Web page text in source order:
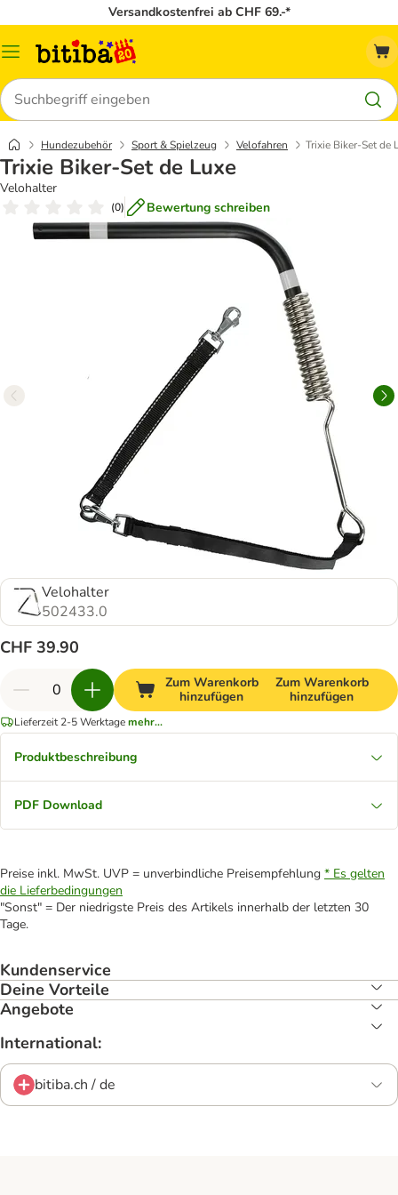
Versandkostenfrei ab CHF 69.-*
Menü
Suchen
Hundezubehör Sport & Spielzeug Velofahren Trixie Biker-Set de
Trixie Biker-Set de Luxe
Velohalter
(0) Bewertung schreiben
Velohalter
502433.0
CHF 39.90
Zum Warenkorb
hinzufügen
Zum Warenkorb
hinzufügen
Lieferzeit 2-5 Werktagemehr...
Produktbeschreibung
PDF Download
Preise inkl. MwSt. UVP = unverbindliche Preisempfehlung * Es gelten
die Lieferbedingungen
"Sonst" = Der niedrigste Preis des Artikels innerhalb der letzten 30
Tage.
Kundenservice
Deine Vorteile
Angebote
International:
bitiba.ch / de